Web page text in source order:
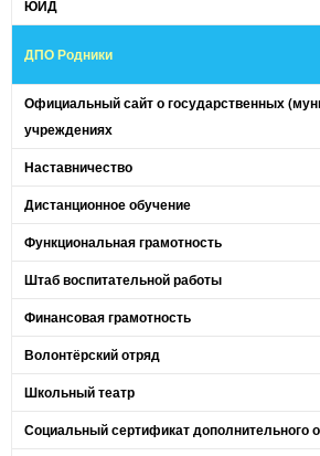
ЮИД
ДПО Родники
Официальный сайт о государственных
учреждениях
Наставничество
Дистанционное обучение
Функциональная грамотность
Штаб воспитательной работы
Финансовая грамотность
Волонтёрский отряд
Школьный театр
Социальный сертификат дополнительного